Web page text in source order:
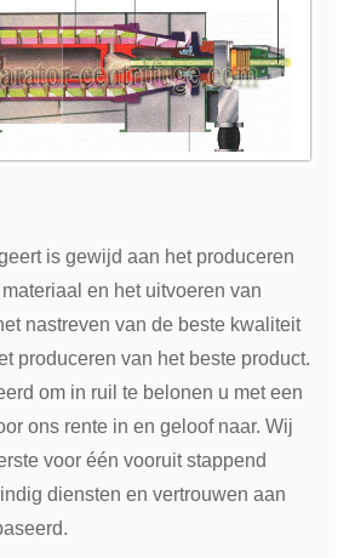
is gewijd aan het produceren
en het uitvoeren van
nastreven van de beste kwaliteit
produceren van het beste product.
om in ruil te belonen u met een
ons rente in en geloof naar. Wij
voor één vooruit stappend
diensten en vertrouwen aan